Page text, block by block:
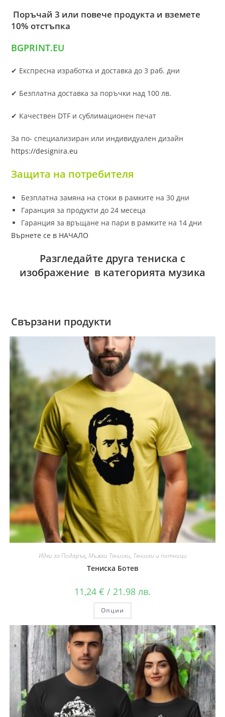
Поръчай 3 или повече продукта и вземете
10% отстъпка
BGPRINT.EU
✔ Експресна изработка и доставка до 3 раб. дни
✔ Безплатна доставка за поръчки над 100 лв.
✔ Качествен DTF и сублимационен печат
За по- специализиран или индивидуален дизайн
https://designira.eu
Защита на потребителя
Безплатна замяна на стоки в рамките на 30 дни
Гаранция за продукти до 24 месеца
Гаранция за връщане на пари в рамките на 14 дни
Върнете се в НАЧАЛО
Разгледайте друга тениска с
изображение в категорията музика
Свързани продукти
Идеи за Подарък, Мъжки Тениски, Тениски и потници
Тениска Ботев
11,24 € / 21.98 лв.
Опции